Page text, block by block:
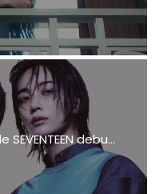
SEVENTEEN debu...